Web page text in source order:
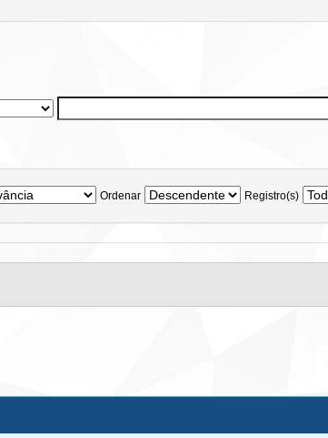
Ordenar Registro(s)